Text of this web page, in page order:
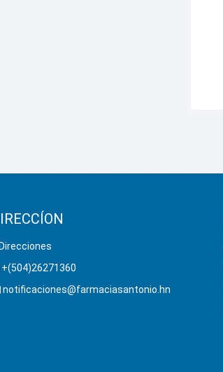
Direcciones
+(504)26271360
notificaciones@farmaciasantonio.hn